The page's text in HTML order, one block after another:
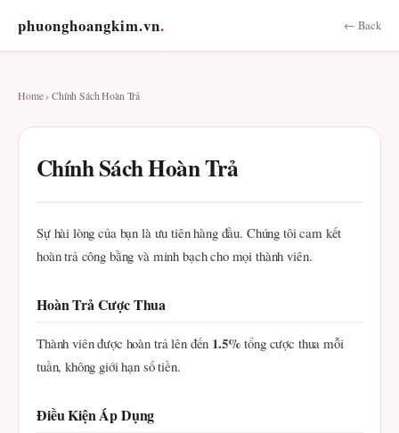
phuonghoangkim.vn. ← Back
Home› Chính Sách Hoàn Trả
Chính Sách Hoàn Trả
Sự hài lòng của bạn là ưu tiên hàng đầu. Chúng tôi cam kết
hoàn trả công bằng và minh bạch cho mọi thành viên.
Hoàn Trả Cược Thua
Thành viên được hoàn trả lên đến 1.5% tổng cược thua mỗi
tuần, không giới hạn số tiền.
Điều Kiện Áp Dụng